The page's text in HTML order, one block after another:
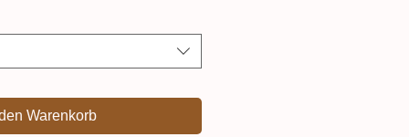
Warenkorb